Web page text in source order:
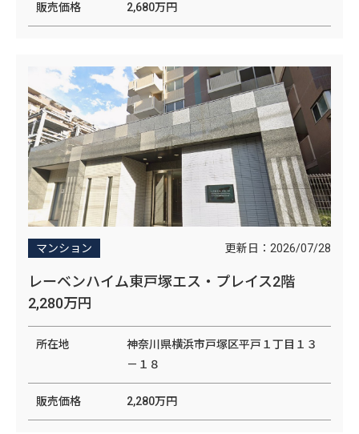
販売価格 2,680万円
マンション 更新日： 2026/07/28
レーベンハイム東戸塚エス・プレイス2階
2,280万円
所在地
神奈川県横浜市戸塚区平戸１丁目１３
－１８
販売価格 2,280万円